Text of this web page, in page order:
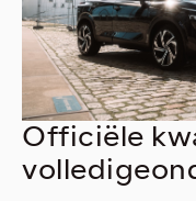
Officiële